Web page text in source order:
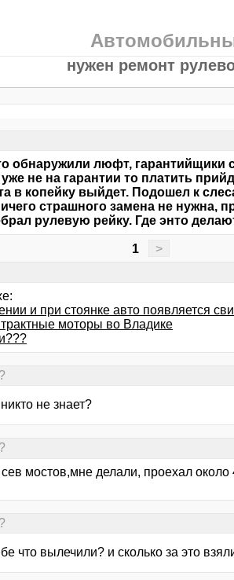
нужен ремонт
обнаружили люфт, гарантийщики
не на гарантии то платить
в копейку выйдет. Подошел к
страшного замена не нужна,
рулевую рейку. Где энто
1 >
и при стоянке авто появляется
моторы во Владике
не знает?
мостов,мне делали, проехал
что вылечили? и сколько за это